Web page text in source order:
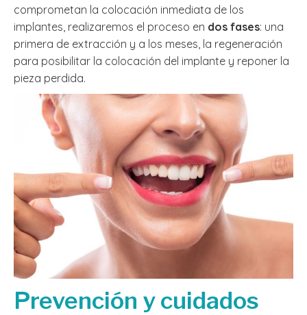
comprometan la colocación inmediata de los
implantes, realizaremos el proceso en dos fases: una
primera de extracción y a los meses, la regeneración
para posibilitar la colocación del implante y reponer la
pieza perdida.
Prevención y cuidados